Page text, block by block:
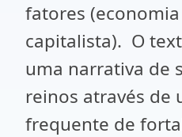
fatores
capitalista). O
uma narrativa de
reinos através de
frequente de